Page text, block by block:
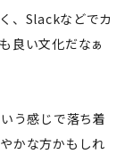
、Slackなどでカ
良い文化だなぁ
う感じで落ち着
かな方かもしれ